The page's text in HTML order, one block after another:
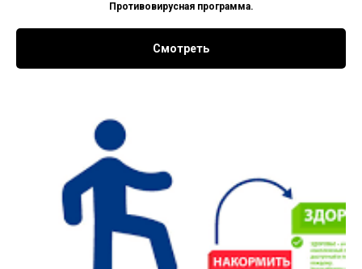
Противовирусная программа.
Смотреть